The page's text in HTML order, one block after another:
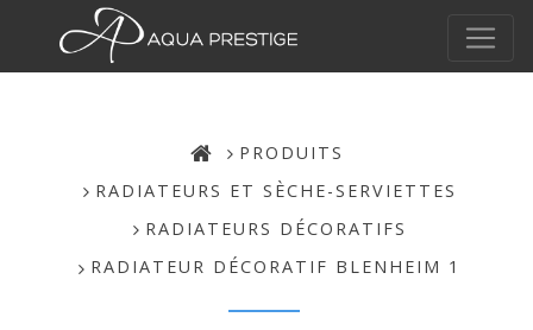
PRODUITS
RADIATEURS ET SÈCHE-SERVIETTES
RADIATEURS DÉCORATIFS
RADIATEUR DÉCORATIF BLENHEIM 1